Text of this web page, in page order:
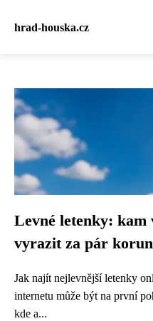
hrad-houska.cz
Levné letenky: kam
vyrazit za pár korun
Jak najít nejlevnější letenky
internetu může být na první
kde a...